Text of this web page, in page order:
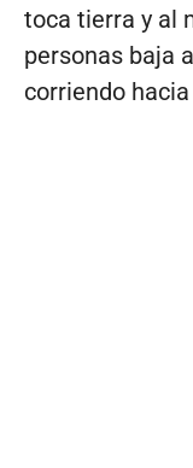
toca tierra y al
personas baja
corriendo